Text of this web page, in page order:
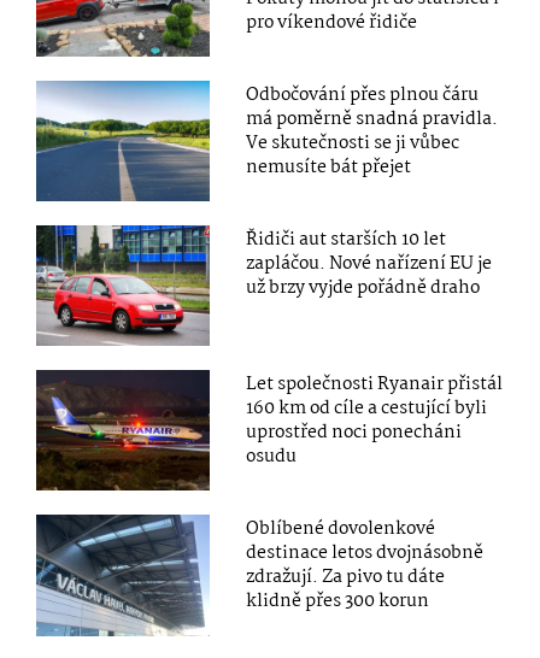
pro víkendové řidiče
Odbočování přes plnou čáru
má poměrně snadná pravidla.
Ve skutečnosti se ji vůbec
nemusíte bát přejet
Řidiči aut starších 10 let
zapláčou. Nové nařízení EU je
už brzy vyjde pořádně draho
Let společnosti Ryanair přistál
160 km od cíle a cestující byli
uprostřed noci ponecháni
osudu
Oblíbené dovolenkové
destinace letos dvojnásobně
zdražují. Za pivo tu dáte
klidně přes 300 korun